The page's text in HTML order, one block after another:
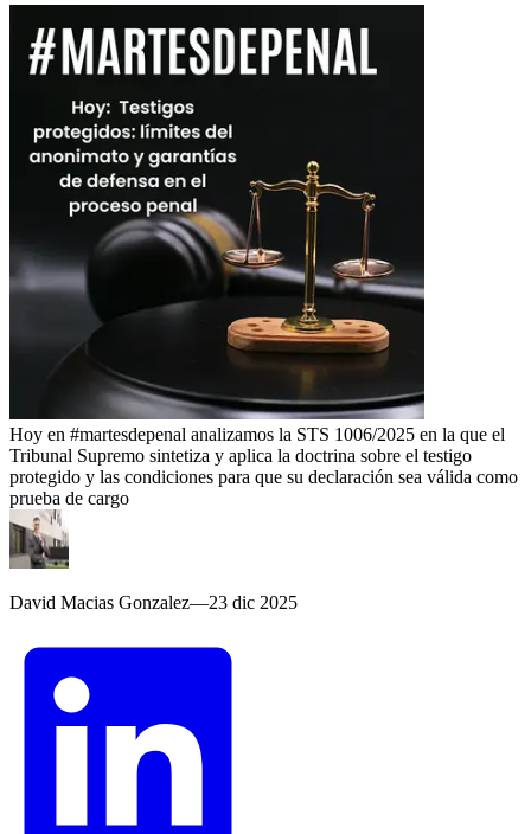
Hoy en #martesdepenal analizamos la STS 1006/2025 en la que el
Tribunal Supremo sintetiza y aplica la doctrina sobre el testigo
protegido y las condiciones para que su declaración sea válida como
prueba de cargo
David Macias Gonzalez—23 dic 2025